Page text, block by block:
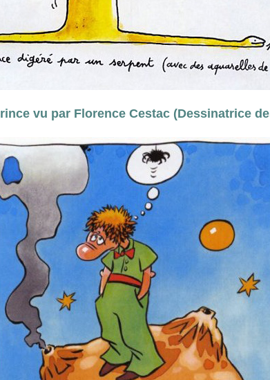
vu par Florence Cestac (Dessinatrice